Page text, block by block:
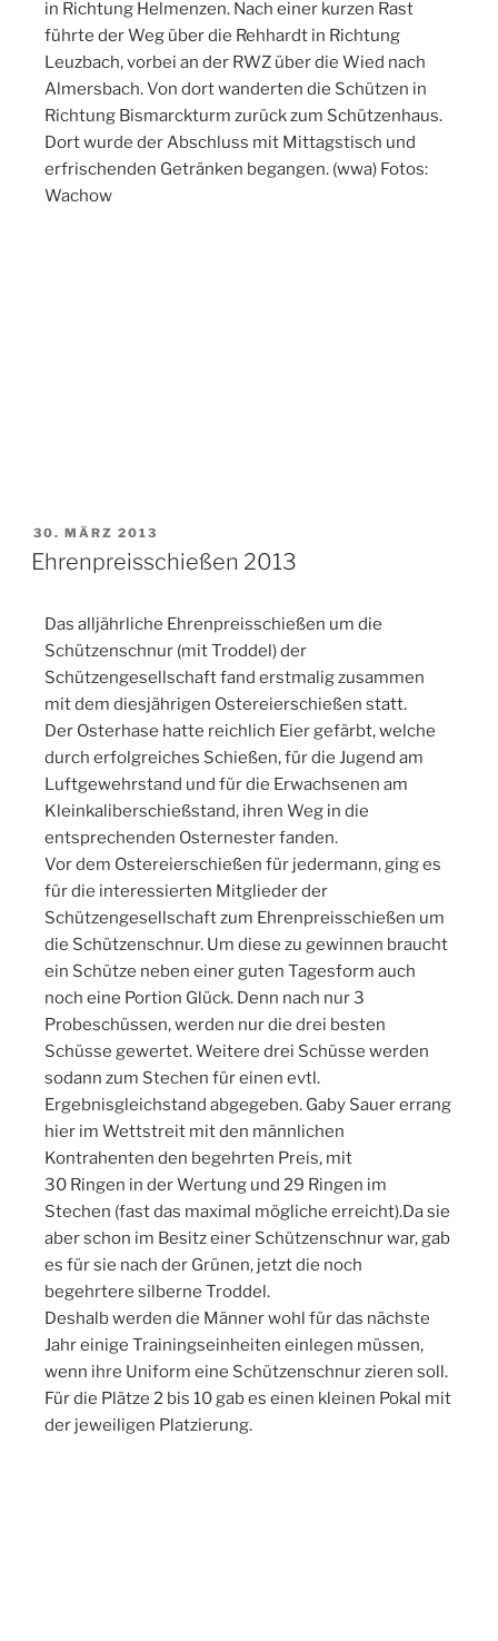
in Richtung Helmenzen. Nach einer kurzen Rast
führte der Weg über die Rehhardt in Richtung
Leuzbach, vorbei an der RWZ über die Wied nach
Almersbach. Von dort wanderten die Schützen in
Richtung Bismarckturm zurück zum Schützenhaus.
Dort wurde der Abschluss mit Mittagstisch und
erfrischenden Getränken begangen. (wwa) Fotos:
Wachow
30. MÄRZ 2013
Ehrenpreisschießen 2013
Das alljährliche Ehrenpreisschießen um die
Schützenschnur (mit Troddel) der
Schützengesellschaft fand erstmalig zusammen
mit dem diesjährigen Ostereierschießen statt.
Der Osterhase hatte reichlich Eier gefärbt, welche
durch erfolgreiches Schießen, für die Jugend am
Luftgewehrstand und für die Erwachsenen am
Kleinkaliberschießstand, ihren Weg in die
entsprechenden Osternester fanden.
Vor dem Ostereierschießen für jedermann, ging es
für die interessierten Mitglieder der
Schützengesellschaft zum Ehrenpreisschießen um
die Schützenschnur. Um diese zu gewinnen braucht
ein Schütze neben einer guten Tagesform auch
noch eine Portion Glück. Denn nach nur 3
Probeschüssen, werden nur die drei besten
Schüsse gewertet. Weitere drei Schüsse werden
sodann zum Stechen für einen evtl.
Ergebnisgleichstand abgegeben. Gaby Sauer errang
hier im Wettstreit mit den männlichen
Kontrahenten den begehrten Preis, mit
30 Ringen in der Wertung und 29 Ringen im
Stechen (fast das maximal mögliche erreicht).Da sie
aber schon im Besitz einer Schützenschnur war, gab
es für sie nach der Grünen, jetzt die noch
begehrtere silberne Troddel.
Deshalb werden die Männer wohl für das nächste
Jahr einige Trainingseinheiten einlegen müssen,
wenn ihre Uniform eine Schützenschnur zieren soll.
Für die Plätze 2 bis 10 gab es einen kleinen Pokal mit
der jeweiligen Platzierung.